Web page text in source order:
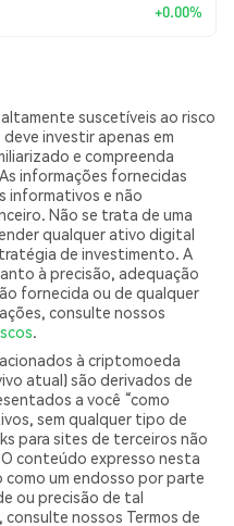
+0.00%
suscetíveis ao risco
investir apenas em
e compreenda
informações fornecidas
informativos e não
Não se trata de uma
qualquer ativo digital
de investimento. A
à precisão, adequação
fornecida ou de qualquer
consulte nossos
.
à criptomoeda
atual) são derivados de
a você “como
sem qualquer tipo de
para sites de terceiros não
conteúdo expresso nesta
um endosso por parte
ou precisão de tal
nossos Termos de